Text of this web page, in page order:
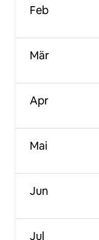
Feb
Mär
Apr
Mai
Jun
Jul